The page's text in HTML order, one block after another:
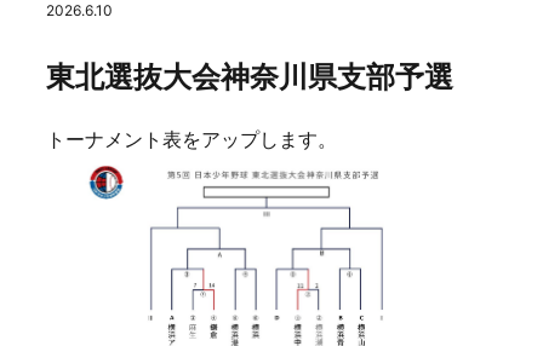
2026.6.10
東北選抜大会神奈川県支部予選
トーナメント表をアップします。